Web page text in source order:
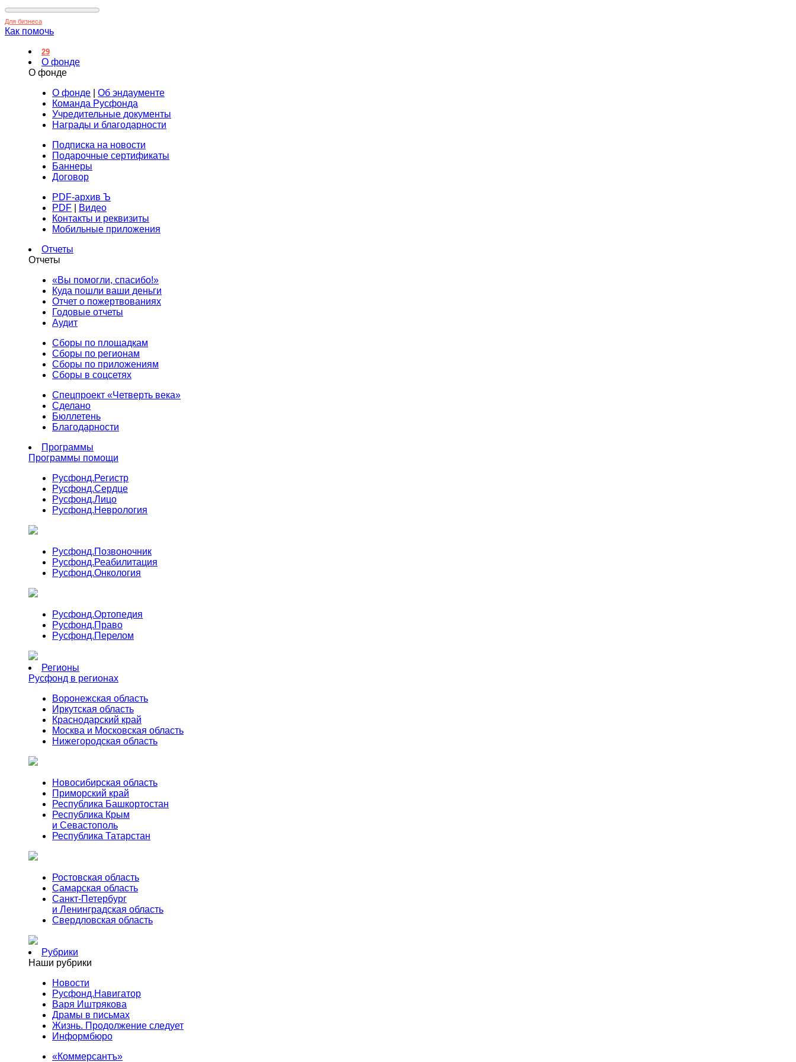
Для бизнеса
Как помочь
29
О фонде
О фонде
О фонде
Об эндаументе
Команда Русфонда
Учредительные документы
Награды и благодарности
Подписка на новости
Подарочные сертификаты
Баннеры
Договор
PDF-архив Ъ
PDF
Видео
Контакты и реквизиты
Мобильные приложения
Отчеты
Отчеты
«Вы помогли, спасибо!»
Куда пошли ваши деньги
Отчет о пожертвованиях
Годовые отчеты
Аудит
Сборы по площадкам
Сборы по регионам
Сборы по приложениям
Сборы в соцсетях
Спецпроект «Четверть века»
Сделано
Бюллетень
Благодарности
Программы
Программы помощи
Русфонд.Регистр
Русфонд.Сердце
Русфонд.Лицо
Русфонд.Неврология
Русфонд.Позвоночник
Русфонд.Реабилитация
Русфонд.Онкология
Русфонд.Ортопедия
Русфонд.Право
Русфонд.Перелом
Регионы
Русфонд в регионах
Воронежская область
Иркутская область
Краснодарский край
Москва и Московская область
Нижегородская область
Новосибирская область
Приморский край
Республика Башкортостан
Республика Крым
и Севастополь
Республика Татарстан
Ростовская область
Самарская область
Санкт-Петербург
и Ленинградская область
Свердловская область
Рубрики
Наши рубрики
Новости
Русфонд.Навигатор
Варя Иштрякова
Драмы в письмах
Жизнь. Продолжение следует
Информбюро
«Коммерсантъ»